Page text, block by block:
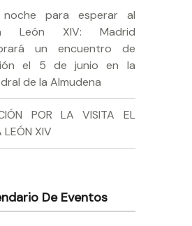
noche para esperar al
León XIV: Madrid
un encuentro de
el 5 de junio en la
de la Almudena
POR LA VISITA EL
LEÓN XIV
De Eventos